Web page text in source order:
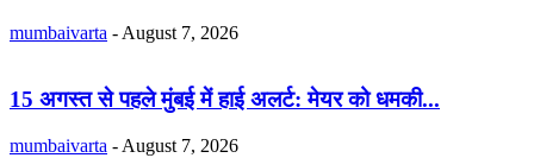
mumbaivarta - August 7, 2026
15 अगस्त से पहले मुंबई में हाई अलर्ट: मेयर को धमकी...
mumbaivarta - August 7, 2026